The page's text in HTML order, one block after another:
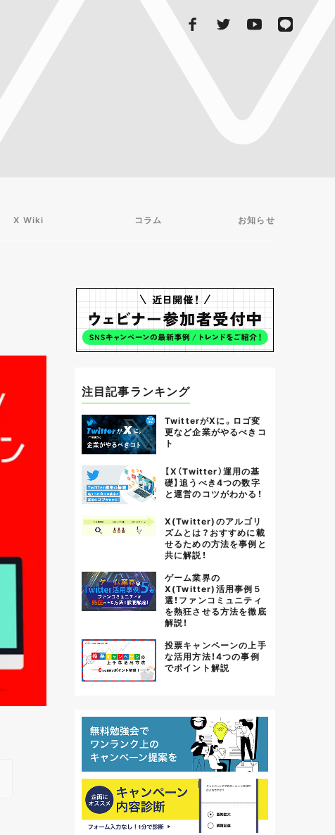
X Wiki コラム お知らせ
注目記事ランキング
TwitterがXに。ロゴ変
更など企業がやるべきコ
ト
【X（Twitter）運用の基
礎】追うべき4つの数字
と運営のコツがわかる！
X(Twitter)のアルゴリ
ズムとは？おすすめに載
せるための方法を事例と
共に解説！
ゲーム業界の
X(Twitter)活用事例５
選！ファンコミュニティ
を熱狂させる方法を徹底
解説！
投票キャンペーンの上手
な活用方法！4つの事例
でポイント解説